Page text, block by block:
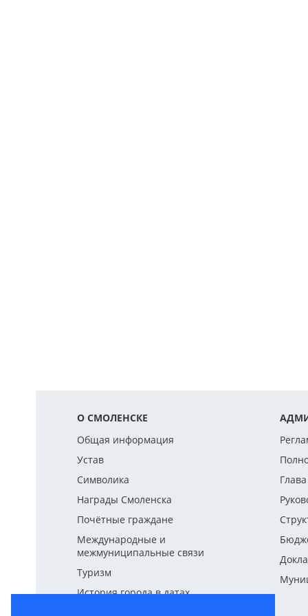
О СМОЛЕНСКЕ
Общая информация
Устав
Символика
Награды Смоленска
Почётные граждане
Международные и
межмуниципальные связи
Туризм
История города в датах